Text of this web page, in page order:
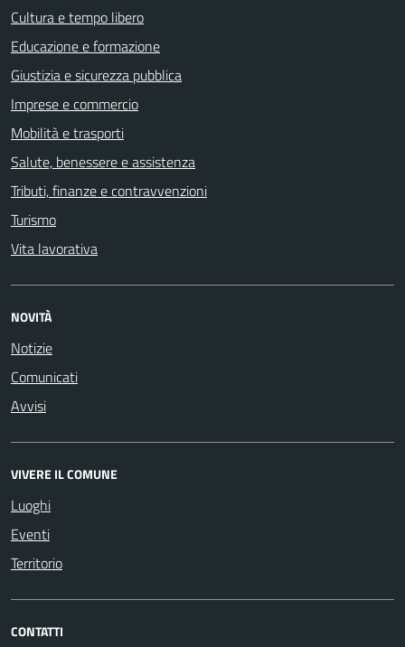
Cultura e tempo libero
Educazione e formazione
Giustizia e sicurezza pubblica
Imprese e commercio
Mobilità e trasporti
Salute, benessere e assistenza
Tributi, finanze e contravvenzioni
Turismo
Vita lavorativa
NOVITÀ
Notizie
Comunicati
Avvisi
VIVERE IL COMUNE
Luoghi
Eventi
Territorio
CONTATTI